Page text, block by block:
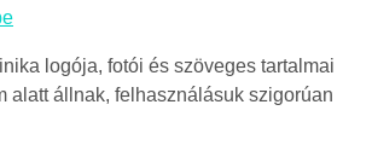
logója, fotói és szöveges tartalmai
alatt állnak, felhasználásuk szigorúan